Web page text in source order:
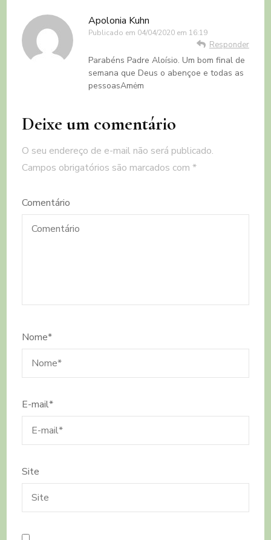
Apolonia Kuhn
Publicado em 04/04/2020 em 16:19
Responder
Parabéns Padre Aloísio. Um bom final de
semana que Deus o abençoe e todas as
pessoasAmėm
Deixe um comentário
O seu endereço de e-mail não será publicado.
Campos obrigatórios são marcados com*
Comentário
Nome*
E-mail*
Site